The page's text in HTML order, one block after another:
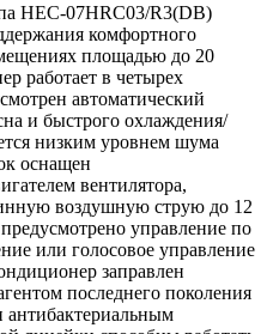
HEC-07HRC03/R3(DB)
комфортного
площадью до 20
работает в четырех
автоматический
и быстрого охлаждения/
низким уровнем шума
оснащен
вентилятора,
воздушную струю до 12
управление по
или голосовое управление
заправлен
последнего поколения